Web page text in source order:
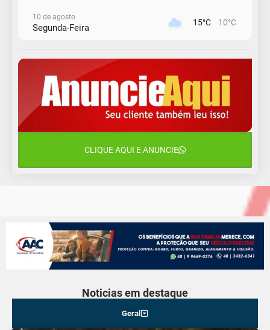
10 de agosto
Segunda-Feira 15°C 10°C
Terça-Feira
12 de agosto
Quarta-Feira
CLIQUE AQUI E ANUNCIE
Noticias em destaque
Geral